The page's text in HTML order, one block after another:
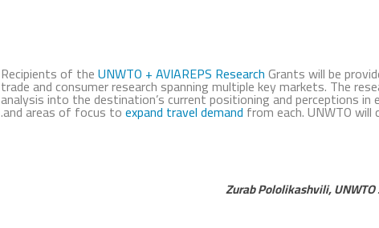
Recipients of theUNWTO + AVIAREPS ResearchGrants will be
trade and consumer research spanning multiple key markets. The
analysis into the destination’s current positioning and perceptions
and areas of focus toexpand travel demandfrom each. UNWTO
Zurab Pololikashvili,